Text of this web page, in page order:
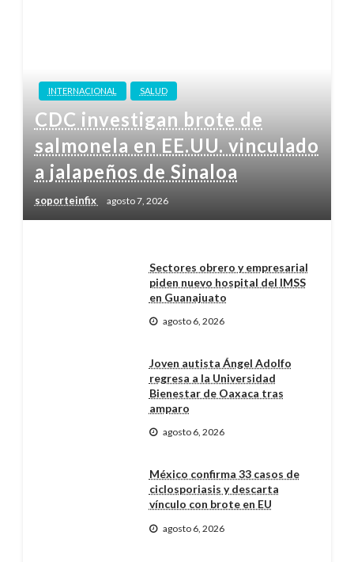
INTERNACIONAL SALUD
CDC investigan brote de
salmonela en EE.UU. vinculado
a jalapeños de Sinaloa
soporteinfix agosto 7, 2026
Sectores obrero y empresarial
piden nuevo hospital del IMSS
en Guanajuato
agosto 6, 2026
Joven autista Ángel Adolfo
regresa a la Universidad
Bienestar de Oaxaca tras
amparo
agosto 6, 2026
México confirma 33 casos de
ciclosporiasis y descarta
vínculo con brote en EU
agosto 6, 2026